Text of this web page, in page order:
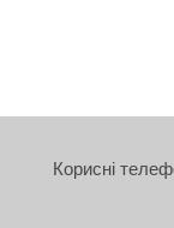
Корисні